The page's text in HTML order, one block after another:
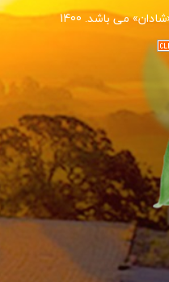
«شادان» می باشد